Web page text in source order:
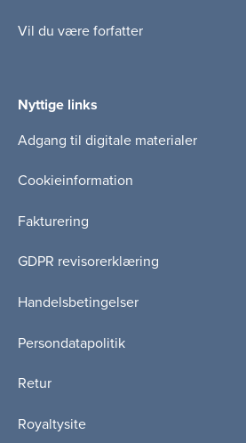
Vil du være forfatter
Nyttige links
Adgang til digitale materialer
Cookieinformation
Fakturering
GDPR revisorerklæring
Handelsbetingelser
Persondatapolitik
Retur
Royaltysite